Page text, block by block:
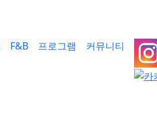
F&B 프로그램 커뮤니티